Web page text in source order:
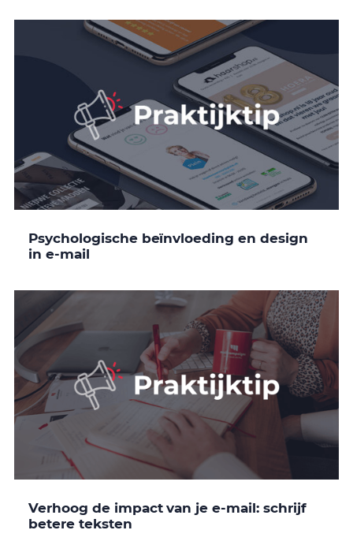
Psychologische beïnvloeding en design
in e-mail
Verhoog de impact van je e-mail: schrijf
betere teksten